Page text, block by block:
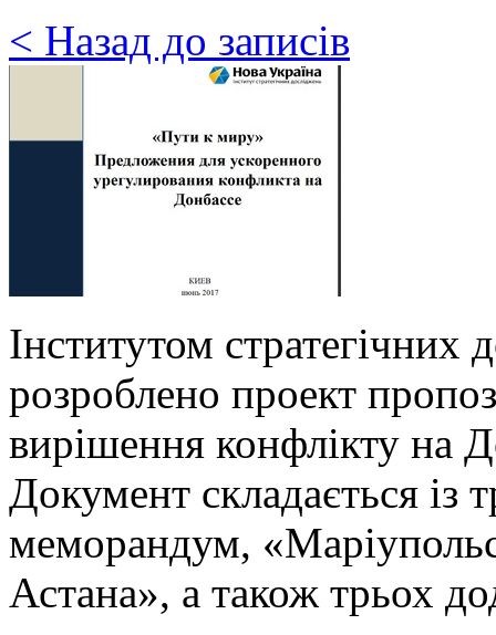
< Назад до записів
Інститутом стратегічних
розроблено проект
вирішення конфлікту на
Документ складається із
меморандум,
Астана», а також трьох